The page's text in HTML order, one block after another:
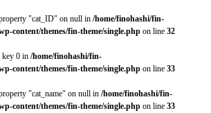
"cat_ID" on null in /home/finohashi/fin-
content/themes/fin-theme/single.php on line 32
key 0 in /home/finohashi/fin-
content/themes/fin-theme/single.php on line 33
"cat_name" on null in /home/finohashi/fin-
content/themes/fin-theme/single.php on line 33